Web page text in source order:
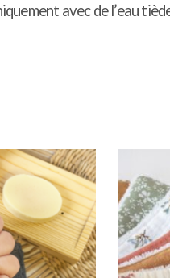
avec de l’eau